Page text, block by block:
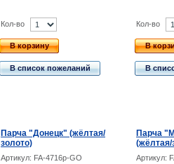
Кол-во
В корзину
В список пожеланий
Кол-во
В
В
Парча "Донецк" (жёлтая/
золото)
Парча
(жёлтая/
Артикул: FA-4716p-GO Артикул: